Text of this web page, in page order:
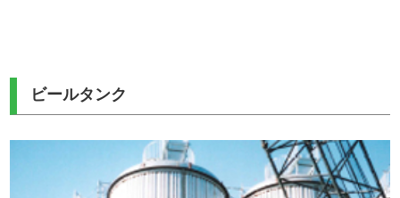
ビールタンク